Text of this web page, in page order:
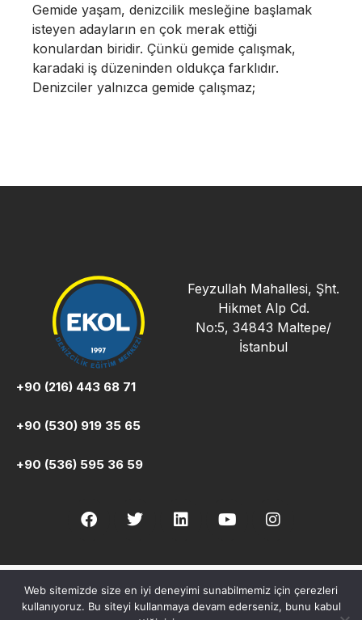
Gemide yaşam, denizcilik mesleğine başlamak
isteyen adayların en çok merak ettiği
konulardan biridir. Çünkü gemide çalışmak,
karadaki iş düzeninden oldukça farklıdır.
Denizciler yalnızca gemide çalışmaz;
Feyzullah Mahallesi, Şht.
Hikmet Alp Cd.
No:5, 34843 Maltepe/
İstanbul
+90 (216) 443 68 71
+90 (530) 919 35 65
+90 (536) 595 36 59
Copyright © Ekol Denizcilik. Her hakkı saklıdır.
Web sitemizde size en iyi deneyimi sunabilmemiz için çerezleri
kullanıyoruz. Bu siteyi kullanmaya devam ederseniz, bunu kabul